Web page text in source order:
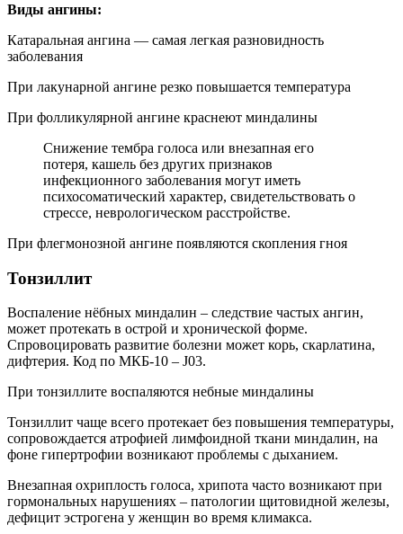
Виды ангины:
Катаральная ангина — самая легкая разновидность
заболевания
При лакунарной ангине резко повышается температура
При фолликулярной ангине краснеют миндалины
Снижение тембра голоса или внезапная его
потеря, кашель без других признаков
инфекционного заболевания могут иметь
психосоматический характер, свидетельствовать о
стрессе, неврологическом расстройстве.
При флегмонозной ангине появляются скопления гноя
Тонзиллит
Воспаление нёбных миндалин – следствие частых ангин,
может протекать в острой и хронической форме.
Спровоцировать развитие болезни может корь, скарлатина,
дифтерия. Код по МКБ-10 – J03.
При тонзиллите воспаляются небные миндалины
Тонзиллит чаще всего протекает без повышения температуры,
сопровождается атрофией лимфоидной ткани миндалин, на
фоне гипертрофии возникают проблемы с дыханием.
Внезапная охриплость голоса, хрипота часто возникают при
гормональных нарушениях – патологии щитовидной железы,
дефицит эстрогена у женщин во время климакса.